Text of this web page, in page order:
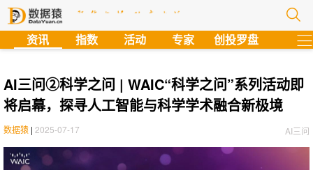
资讯 指数 活动 专家 创投罗盘
AI三问②科学之问 | WAIC“科学之问”系列活动即
将启幕，探寻人工智能与科学学术融合新极境
AI三问
数据猿 | 2025-07-17